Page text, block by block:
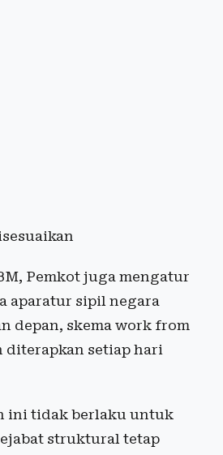
Pemkot juga mengatur
aparatur sipil negara
depan, skema work from
diterapkan setiap hari
ini tidak berlaku untuk
struktural tetap